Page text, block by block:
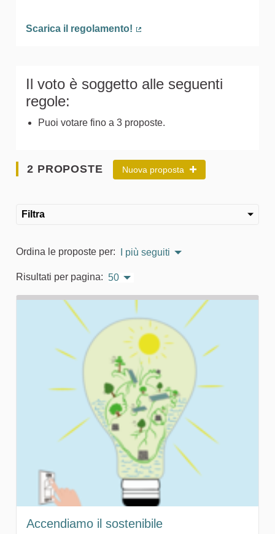
Scarica il regolamento!
Il voto è soggetto alle seguenti
regole:
Puoi votare fino a 3 proposte.
2 PROPOSTE Nuova proposta
Filtra
Ordina le proposte per: I più seguiti
Risultati per pagina: 50
Accendiamo il sostenibile